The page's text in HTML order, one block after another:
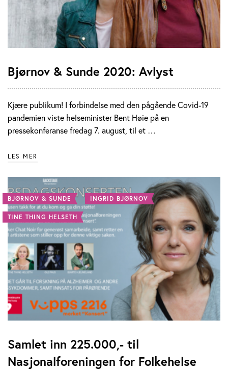
Bjørnov & Sunde 2020: Avlyst
Kjære publikum! I forbindelse med den pågående Covid-19
pandemien viste helseminister Bent Høie på en
pressekonferanse fredag 7. august, til et …
LES MER
BJØRNOV & SUNDE INGRID BJØRNOV
TINE THING HELSETH
Samlet inn 225.000,- til
Nasjonalforeningen for Folkehelse